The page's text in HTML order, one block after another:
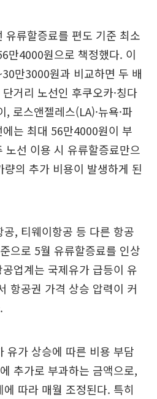
유류할증료를 편도 기준 최소
만4000원으로 책정했다. 이
만3000원과 비교하면 두 배
거리 노선인 후쿠오카·칭다
로스앤젤레스(LA)·뉴욕·파
에는 최대 56만4000원이 부
노선 이용 시 유류할증료만으
의 추가 비용이 발생하게 된
, 티웨이항공 등 다른 항공
으로 5월 유류할증료를 인상
업계는 국제유가 급등이 유
항공권 가격 상승 압력이 커
유가 상승에 따른 비용 부담
추가로 부과하는 금액으로,
따라 매월 조정된다. 특히